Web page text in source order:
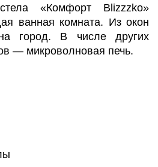
«Комфорт Blizzzko»
ванная комната. Из окон
город. В числе других
— микроволновая печь.